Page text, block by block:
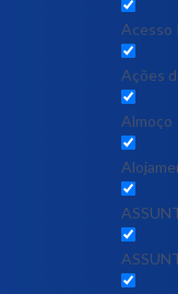
Acesso
Ações
Almoço